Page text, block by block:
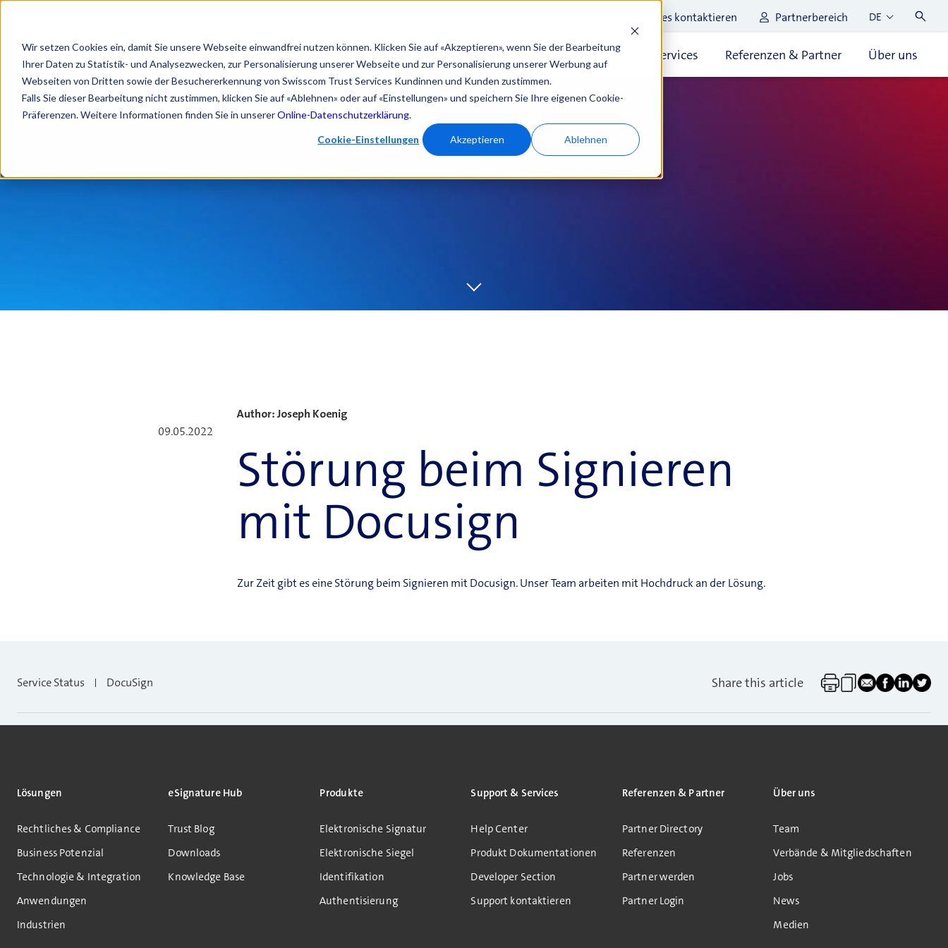
Wir setzen Cookies ein, damit Sie unsere Webseite einwandfrei nutzen können. Klicken Sie auf «Akzeptieren», wenn Sie der Bearbeitung
Ihrer Daten zu Statistik- und Analysezwecken, zur Personalisierung unserer Webseite und zur Personalisierung unserer Werbung auf
Webseiten von Dritten sowie der Besuchererkennung von Swisscom Trust Services Kundinnen und Kunden zustimmen.
Falls Sie dieser Bearbeitung nicht zustimmen, klicken Sie auf «Ablehnen» oder auf «Einstellungen» und speichern Sie Ihre eigenen Cookie-
Präferenzen. Weitere Informationen finden Sie in unsererOnline-Datenschutzerklärung.
Cookie-Einstellungen Akzeptieren Ablehnen
Sales kontaktieren Partnerbereich DE
Lösungen eSignature Hub Produkte Support & Services Referenzen & Partner Über uns
09.05.2022
Author: Joseph Koenig
Störung beim Signieren
mit Docusign
Zur Zeit gibt es eine Störung beim Signieren mit Docusign. Unser Team arbeiten mit Hochdruck an der Lösung.
Service Status DocuSign Share this article
Lösungen
Rechtliches & Compliance
Business Potenzial
Technologie & Integration
Anwendungen
Industrien
eSignature Hub
Trust Blog
Downloads
Knowledge Base
Produkte
Elektronische Signatur
Elektronische Siegel
Identifikation
Authentisierung
Support & Services
Help Center
Produkt Dokumentationen
Developer Section
Support kontaktieren
Referenzen & Partner
Partner Directory
Referenzen
Partner werden
Partner Login
Über uns
Team
Verbände & Mitgliedschaften
Jobs
News
Medien